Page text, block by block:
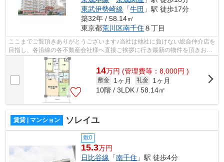
東武伊勢崎線 「牛田 」駅 徒歩17分
築32年 / 58.14㎡
東京都荒川区南千住 ８丁目
ここまでご覧頂きありがとうございます♪当社は他社に負けない総合仲介店を
目指し、各沿線の各不動産会社様へ直接ご挨拶に行き最新の物件を頂きお客
様へ提供しております！最新の情報は...
14万円 (管理費等：8,000円 )
敷金 1ヶ月 礼金
1ヶ月
10階 / 3LDK / 58.14㎡
賃貸 | マンション ソレイユ
敷0
15.3万円
日比谷線 「南千住 」駅 徒歩4分